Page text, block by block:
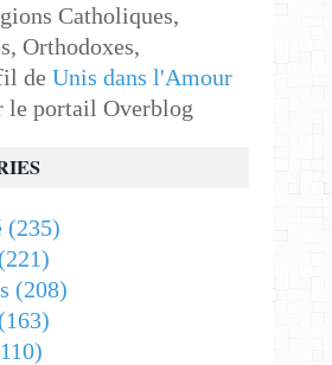
Catholiques,
Orthodoxes,
de Unis dans l'Amour
le portail Overblog
(235)
(221)
(208)
(163)